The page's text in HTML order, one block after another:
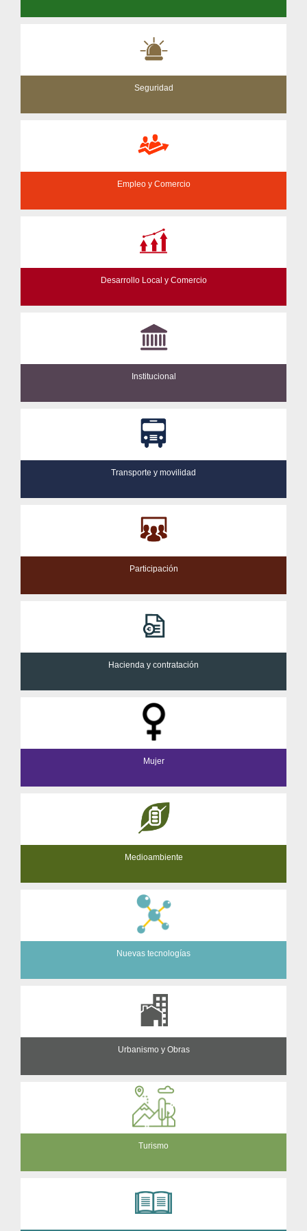
Seguridad
Empleo y Comercio
Desarrollo Local y Comercio
Institucional
Transporte y movilidad
Participación
Hacienda y contratación
Mujer
Medioambiente
Nuevas tecnologías
Urbanismo y Obras
Turismo